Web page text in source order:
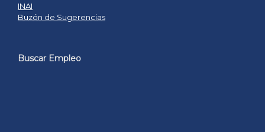
INAI
Buzón de Sugerencias
Buscar Empleo